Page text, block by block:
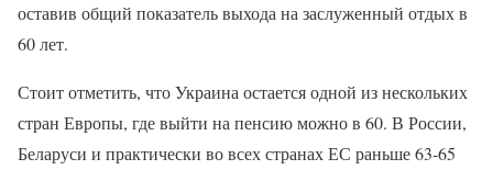
оставив общий показатель выхода на заслуженный отдых в
60 лет.
Стоит отметить, что Украина остается одной из нескольких
стран Европы, где выйти на пенсию можно в 60. В России,
Беларуси и практически во всех странах ЕС раньше 63-65